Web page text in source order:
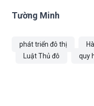
Tường Minh